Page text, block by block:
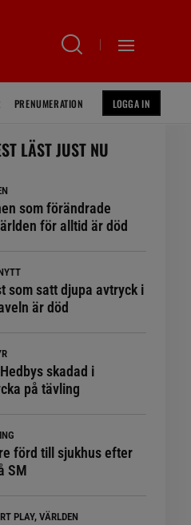
PRENUMERATION LOGGA IN
LÄST JUST NU
som förändrade
för alltid är död
som satt djupa avtryck i
är död
skadad i
på tävling
förd till sjukhus efter
SM
PLAY, VÄRLDEN